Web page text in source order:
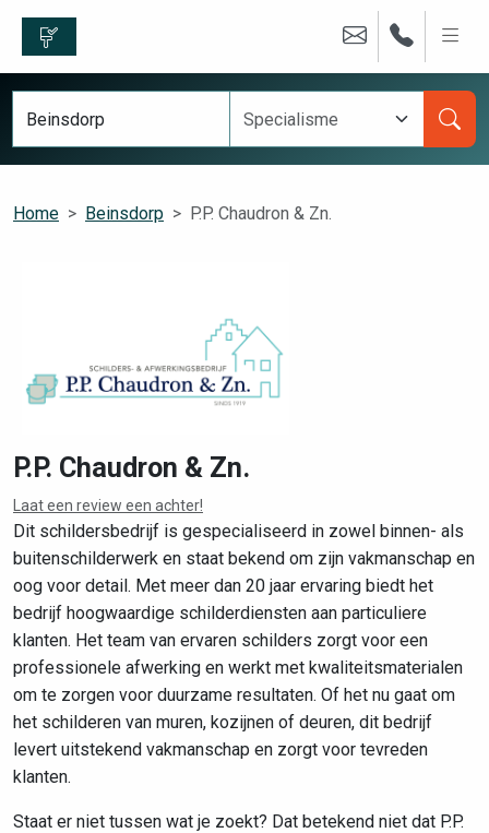
Home Beinsdorp P.P. Chaudron & Zn.
P.P. Chaudron & Zn.
Laat een review een achter!
Dit schildersbedrijf is gespecialiseerd in zowel binnen- als
buitenschilderwerk en staat bekend om zijn vakmanschap en
oog voor detail. Met meer dan 20 jaar ervaring biedt het
bedrijf hoogwaardige schilderdiensten aan particuliere
klanten. Het team van ervaren schilders zorgt voor een
professionele afwerking en werkt met kwaliteitsmaterialen
om te zorgen voor duurzame resultaten. Of het nu gaat om
het schilderen van muren, kozijnen of deuren, dit bedrijf
levert uitstekend vakmanschap en zorgt voor tevreden
klanten.
Staat er niet tussen wat je zoekt? Dat betekend niet dat P.P.